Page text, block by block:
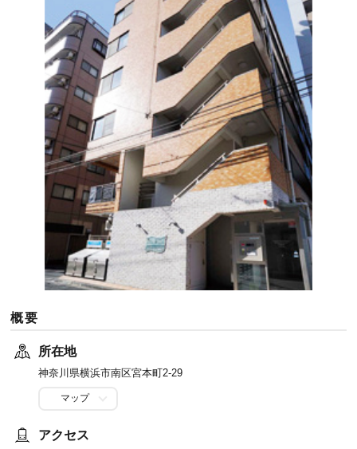
概要
所在地
神奈川県横浜市南区宮本町2-29
マップ
アクセス